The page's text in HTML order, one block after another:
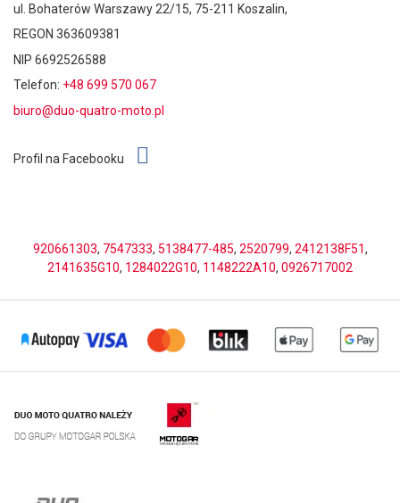
ul. Bohaterów Warszawy 22/15, 75-211 Koszalin,
REGON 363609381
NIP 6692526588
Telefon: +48 699 570 067
biuro@duo-quatro-moto.pl
Profil na Facebooku
920661303, 7547333, 5138477-485, 2520799, 2412138F51,
2141635G10, 1284022G10, 1148222A10, 0926717002